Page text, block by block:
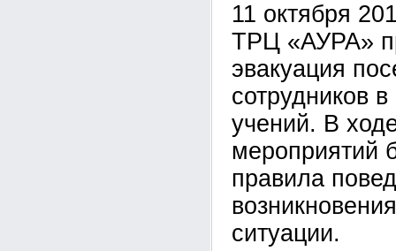
11 октября
ТРЦ «АУРА»
эвакуация
сотрудников
учений. В
мероприятий
правила
ситуации.